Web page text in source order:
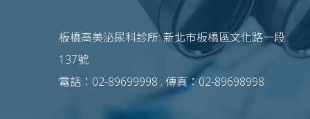
板橋高美泌尿科診所: 新北市板橋區文化路一段
137號
電話：02-89699998 ; 傳真：02-89698998